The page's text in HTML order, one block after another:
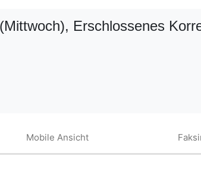
, Erschlossenes
Mobile Ansicht